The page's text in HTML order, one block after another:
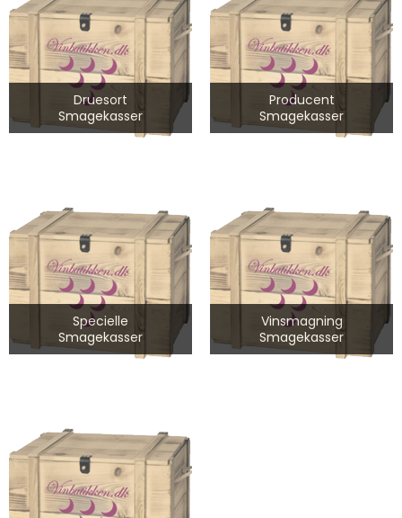
Druesort
Smagekasser
Producent
Smagekasser
Specielle
Smagekasser
Vinsmagning
Smagekasser